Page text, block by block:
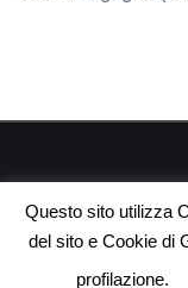
Questo sito utilizza
del sito e Cookie di
profilazione.